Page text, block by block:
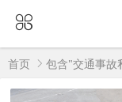
首页 包含"交通事故